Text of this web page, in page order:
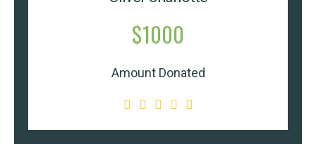
$1000
Amount Donated